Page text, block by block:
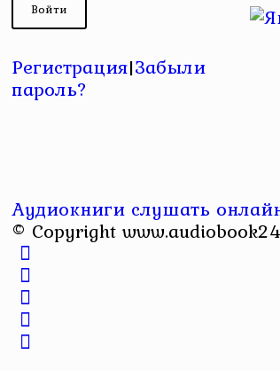
Регистрация|Забыли
пароль?
Аудиокниги слушать
© Copyright